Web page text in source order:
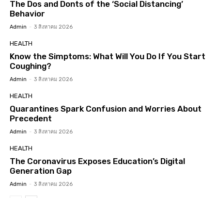
The Dos and Donts of the ‘Social Distancing’
Behavior
Admin - 3 สิงหาคม 2026
HEALTH
Know the Simptoms: What Will You Do If You Start
Coughing?
Admin - 3 สิงหาคม 2026
HEALTH
Quarantines Spark Confusion and Worries About
Precedent
Admin - 3 สิงหาคม 2026
HEALTH
The Coronavirus Exposes Education’s Digital
Generation Gap
Admin - 3 สิงหาคม 2026